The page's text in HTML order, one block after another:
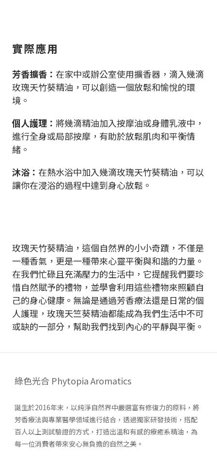
實際應用
芳香擴香： 在家中或辦公室使用擴香器，滴入幾滴
玫瑰天竹葵精油，可以創造一個放鬆和愉悅的環
境。
個人護理： 將幾滴精油加入按摩油或身體乳液中，
進行全身或局部按摩，有助於放鬆肌肉和平衡情
緒。
沐浴： 在熱水浴中加入幾滴玫瑰天竹葵精油，可以
讓你在浸浴的過程中達到身心放鬆。
玫瑰天竹葵精油，這個自然界的小小奇蹟，不僅是
一種香氣，更是一種帶來心靈平衡與和諧的力量。
在我們忙碌且充滿壓力的生活中，它提醒我們要珍
惜自然賦予的禮物，並學會利用這些禮物來照顧自
己的身心健康。無論是通過芳香療法還是日常的個
人護理，玫瑰天竺葵精油都能成為我們生活中不可
或缺的一部分，幫助我們找到內心的平靜與平衡。
綠色光合 Phytopia Aromatics
誕生於2016年末，以純淨自然界中嚴選富有修復力的原料，將
芳香療法與專業醫學領域進行結合，透過獨家研發技術，搭配
百人以上測試驗證的方式，打造出溫和有感的療癒系精油，為
每一位消費者帶來安心無負擔的自然之美。